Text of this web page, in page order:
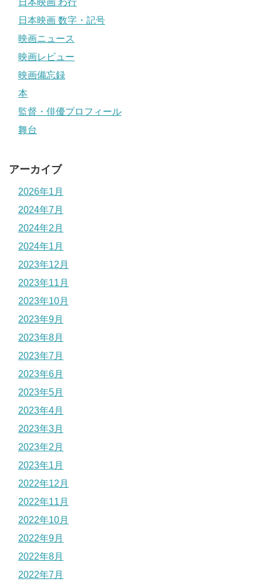
日本映画 わ行
日本映画 数字・記号
映画ニュース
映画レビュー
映画備忘録
本
監督・俳優プロフィール
舞台
アーカイブ
2026年1月
2024年7月
2024年2月
2024年1月
2023年12月
2023年11月
2023年10月
2023年9月
2023年8月
2023年7月
2023年6月
2023年5月
2023年4月
2023年3月
2023年2月
2023年1月
2022年12月
2022年11月
2022年10月
2022年9月
2022年8月
2022年7月